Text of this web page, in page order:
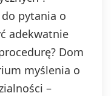
pytania o
adekwatnie
Dom
myślenia o
–